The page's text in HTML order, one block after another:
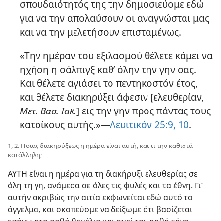
σπουδαιότητός της την δημοσιεύομε εδώ
για να την απολαύσουν οι αναγνώσται μας
και να την μελετήσουν επισταμένως.
«Την ημέραν του εξιλασμού θέλετε κάμει να
ηχήση η σάλπιγξ καθ’ όλην την γην σας.
Και θέλετε αγιάσει το πεντηκοστόν έτος,
και θέλετε διακηρύξει άφεσιν [ελευθερίαν,
Μετ. Βασ. Ιακ.] εις την γην προς πάντας τους
κατοίκους αυτής.»—Λευιτικόν 25:9, 10.
1, 2. Ποιας διακηρύξεως η ημέρα είναι αυτή, και τι την καθιστά
κατάλληλη;
ΑΥΤΗ είναι η ημέρα για τη διακήρυξι ελευθερίας σε
όλη τη γη, ανάμεσα σε όλες τις φυλές και τα έθνη. Γι’
αυτήν ακριβώς την αιτία εκφωνείται εδώ αυτό το
άγγελμα, και σκοπεύομε να δείξωμε ότι βασίζεται